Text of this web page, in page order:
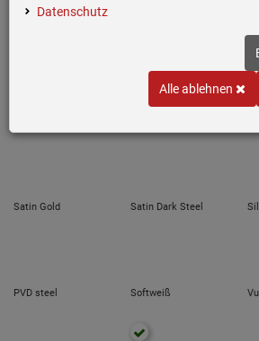
Schwenkbereich: 360°
Satin Gold Satin Dark Steel
PVD steel Softweiß
Datenschutz
Alle ablehnen